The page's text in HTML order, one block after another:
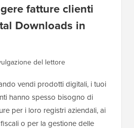
fatture clienti
Downloads in
del lettore
vendi prodotti digitali, i tuoi
hanno spesso bisogno di
per i loro registri aziendali, ai
o per la gestione delle